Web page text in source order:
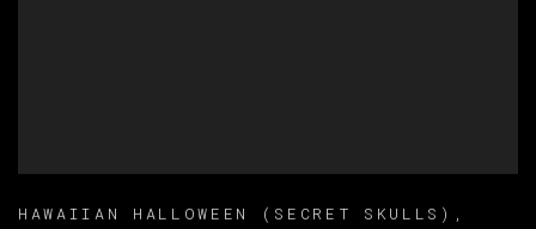
HAWAIIAN HALLOWEEN (SECRET SKULLS) ,